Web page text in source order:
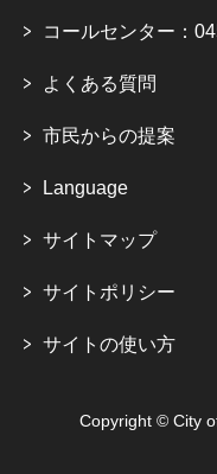
コールセンター：
よくある質問
市民からの提案
Language
サイトマップ
サイトポリシー
サイトの使い方
Copyright © City